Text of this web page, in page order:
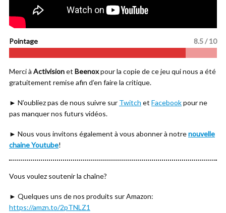
Pointage 8.5 / 10
Merci à Activisionet Beenoxpour la copie de ce jeu qui nous a été
gratuitement remise afin d’en faire la critique.
► N’oubliez pas de nous suivre sur Twitch et Facebookpour ne
pas manquer nos futurs vidéos.
► Nous vous invitons également à vous abonner à notrenouvelle
chaine Youtube!
Vous voulez soutenir la chaîne?
► Quelques uns de nos produits sur Amazon:
https://amzn.to/2pTNLZ1